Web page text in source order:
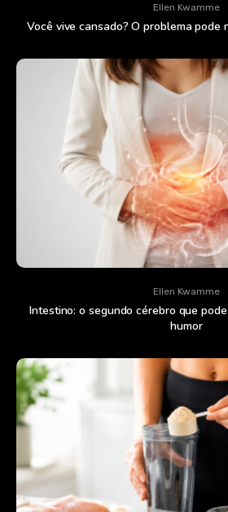
Ellen Kwamme
Você vive cansado? O problema pode
Ellen Kwamme
Intestino: o segundo cérebro que
humor